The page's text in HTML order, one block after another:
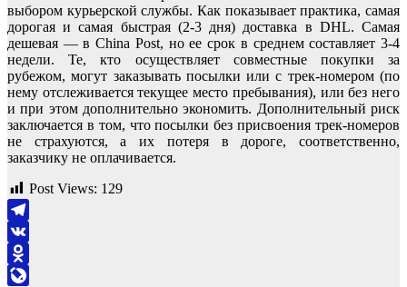
выбором курьерской службы. Как показывает практика, самая
дорогая и самая быстрая (2-3 дня) доставка в DHL. Самая
дешевая — в China Post, но ее срок в среднем составляет 3-4
недели. Те, кто осуществляет совместные покупки за
рубежом, могут заказывать посылки или с трек-номером (по
нему отслеживается текущее место пребывания), или без него
и при этом дополнительно экономить. Дополнительный риск
заключается в том, что посылки без присвоения трек-номеров
не страхуются, а их потеря в дороге, соответственно,
заказчику не оплачивается.
Post Views: 129
Telegram
VK
Odnoklassniki